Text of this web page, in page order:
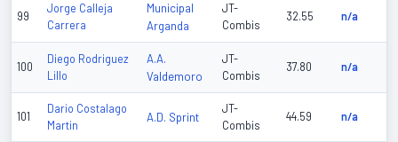
99
Jorge Calleja
Carrera
Municipal
Arganda
JT-
Combis
32.55 n/a
100
Diego Rodriguez
Lillo
A.A.
Valdemoro
JT-
Combis
37.80 n/a
101
Dario Costalago
Martin
A.D. Sprint
JT-
Combis
44.59 n/a